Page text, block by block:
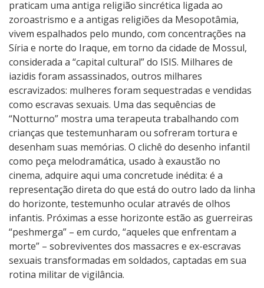
praticam uma antiga religião sincrética ligada ao
zoroastrismo e a antigas religiões da Mesopotâmia,
vivem espalhados pelo mundo, com concentrações na
Síria e norte do Iraque, em torno da cidade de Mossul,
considerada a “capital cultural” do ISIS. Milhares de
iazidis foram assassinados, outros milhares
escravizados: mulheres foram sequestradas e vendidas
como escravas sexuais. Uma das sequências de
“Notturno” mostra uma terapeuta trabalhando com
crianças que testemunharam ou sofreram tortura e
desenham suas memórias. O clichê do desenho infantil
como peça melodramática, usado à exaustão no
cinema, adquire aqui uma concretude inédita: é a
representação direta do que está do outro lado da linha
do horizonte, testemunho ocular através de olhos
infantis. Próximas a esse horizonte estão as guerreiras
“peshmerga” – em curdo, “aqueles que enfrentam a
morte” – sobreviventes dos massacres e ex-escravas
sexuais transformadas em soldados, captadas em sua
rotina militar de vigilância.